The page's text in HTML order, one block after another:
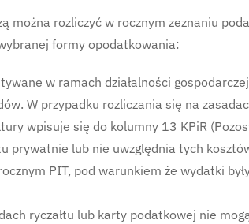
można rozliczyć w rocznym zeznaniu
formy opodatkowania:
w ramach działalności
W przypadku rozliczania się na
wpisuje się do kolumny 13 KPiR
prywatnie lub nie uwzględnia tych
PIT, pod warunkiem że wydatki
ryczałtu lub karty podatkowej nie